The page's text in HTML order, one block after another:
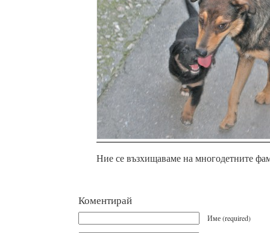
Ние се възхищаваме на многодетните
Коментирай
Име (required)